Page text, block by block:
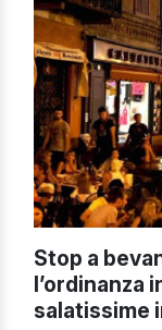
Stop a
l’ordinanza
salatissime